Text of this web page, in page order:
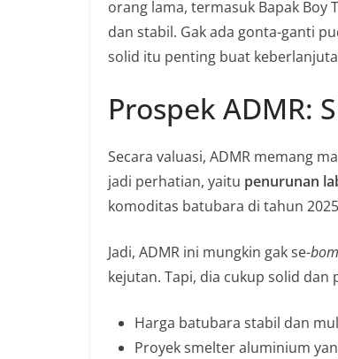
orang lama, termasuk Bapak
dan stabil. Gak ada gonta-ganti
solid itu penting buat
Prospek ADMR:
Secara valuasi, ADMR memang
jadi perhatian, yaitu penurunan
komoditas batubara di tahun
Jadi, ADMR ini mungkin gak se-
kejutan. Tapi, dia cukup solid dan
Harga batubara stabil dan
Proyek smelter aluminium